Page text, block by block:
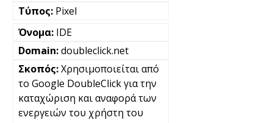
Pixel
IDE
doubleclick.net
Χρησιμοποιείται από
το Google DoubleClick για την
καταχώριση και αναφορά των
ενεργειών του χρήστη του